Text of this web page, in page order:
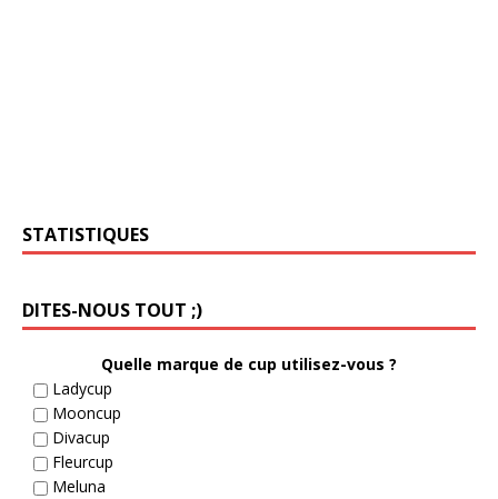
STATISTIQUES
DITES-NOUS TOUT ;)
Quelle marque de cup utilisez-vous ?
Ladycup
Mooncup
Divacup
Fleurcup
Meluna